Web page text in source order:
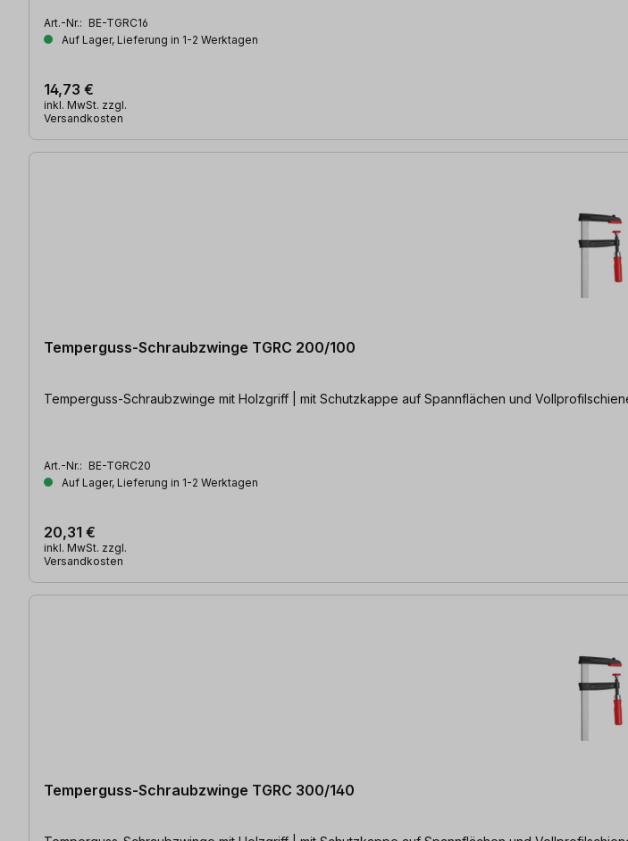
Art.-Nr.: BE-TGRC16
Auf Lager, Lieferung in 1-2 Werktagen
14,73 €
inkl. MwSt. zzgl.
Versandkosten
Temperguss-Schraubzwinge TGRC 200/100
Temperguss-Schraubzwinge mit Holzgriff | mit Schutzkappe auf Spannflächen und
Art.-Nr.: BE-TGRC20
Auf Lager, Lieferung in 1-2 Werktagen
20,31 €
inkl. MwSt. zzgl.
Versandkosten
Temperguss-Schraubzwinge TGRC 300/140